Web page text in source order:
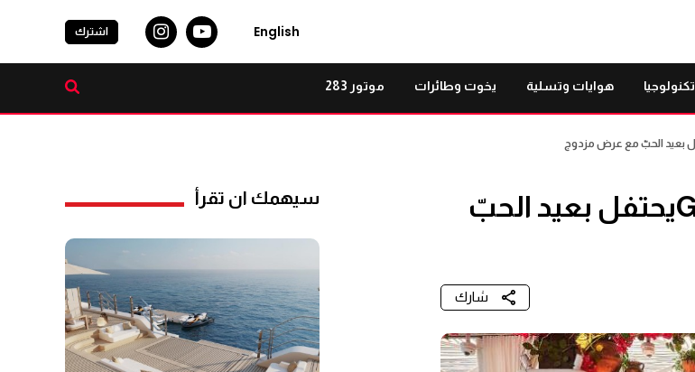
English اشترك
تكنولوجيا هوايات وتسلية يخوت وطائرات موتور 283
نادي سيرين بيتش التابع لمطعم GAIAيحتفل بعيد الحبّ
شارك
سيهمك ان تقرأ